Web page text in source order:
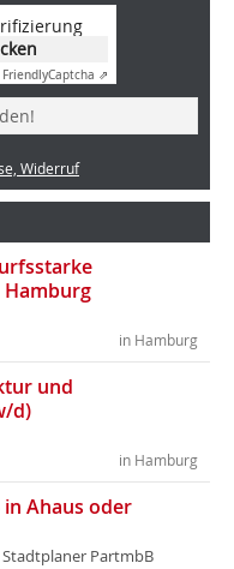
FriendlyCaptcha ⇗
Widerruf
Hamburg
in Hamburg
und
d)
in Hamburg
Ahaus oder
PartmbB